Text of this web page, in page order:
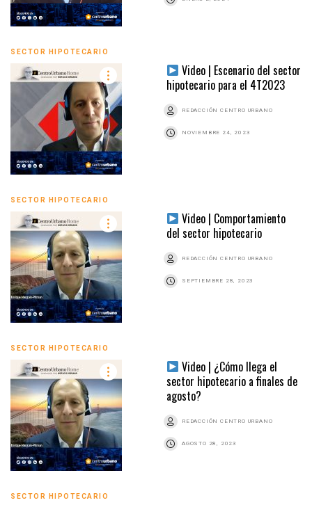
SECTOR HIPOTECARIO
Video | Escenario del sector
hipotecario para el 4T2023
REDACCIÓN CENTRO URBANO
NOVIEMBRE 24, 2023
SECTOR HIPOTECARIO
Video | Comportamiento
del sector hipotecario
REDACCIÓN CENTRO URBANO
SEPTIEMBRE 28, 2023
SECTOR HIPOTECARIO
Video | ¿Cómo llega el
sector hipotecario a finales de
agosto?
REDACCIÓN CENTRO URBANO
AGOSTO 28, 2023
SECTOR HIPOTECARIO